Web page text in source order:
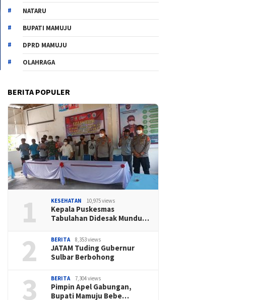
NATARU
BUPATI MAMUJU
DPRD MAMUJU
OLAHRAGA
BERITA POPULER
1 KESEHATAN 10,975 views
Kepala Puskesmas
Tabulahan Didesak Mundu…
2 BERITA 8,353 views
JATAM Tuding Gubernur
Sulbar Berbohong
3 BERITA 7,304 views
Pimpin Apel Gabungan,
Bupati Mamuju Bebe…